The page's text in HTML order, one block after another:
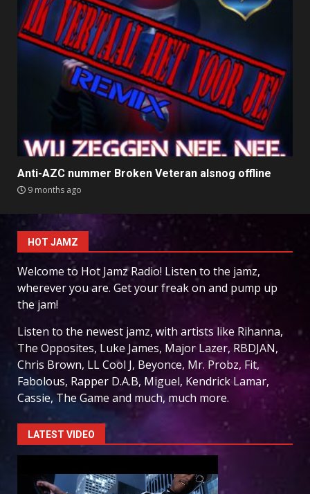
Anti-AZC nummer Broken Veteran alsnog offline
9 months ago
HOT JAMZ
Welcome to Hot Jamz Radio! Listen to the jamz,
wherever you are. Get your freak on and pump up
the jam!
Listen to the newest jamz, with artists like Rihanna,
The Opposites, Luke James, Major Lazer, RBDJAN,
Chris Brown, LL Cool J, Beyonce, Mr. Probz, Fit,
Fabolous, Rapper D.A.B, Miguel, Kendrick Lamar,
Cassie, The Game and much, much more.
LATEST VIDEO